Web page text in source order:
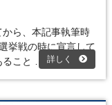
から、本記事執筆時
挙戦の時に宣言して
こと …
詳しく